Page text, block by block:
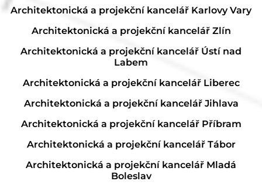
Architektonická a projekční kancelář Karlovy Vary
Architektonická a projekční kancelář Zlín
Architektonická a projekční kancelář Ústí nad
Labem
Architektonická a projekční kancelář Liberec
Architektonická a projekční kancelář Jihlava
Architektonická a projekční kancelář Příbram
Architektonická a projekční kancelář Tábor
Architektonická a projekční kancelář Mladá
Boleslav